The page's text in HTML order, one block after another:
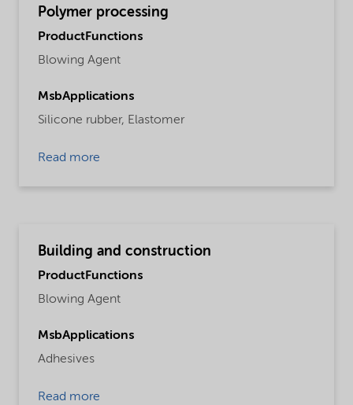
Polymer processing
ProductFunctions
Blowing Agent
MsbApplications
Silicone rubber, Elastomer
Read more
Building and construction
ProductFunctions
Blowing Agent
MsbApplications
Adhesives
Read more